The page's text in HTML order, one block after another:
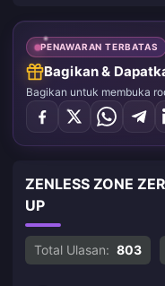
PENAWARAN TERBATAS
Bagikan &
Bagikan untuk membuka
ZENLESS ZONE
UP
Total Ulasan: 803